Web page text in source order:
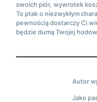
swoich piór, wywrotek
To ptak o niezwykłym
pewnością dostarczy Ci
będzie dumą Twojej
Autor
Jako